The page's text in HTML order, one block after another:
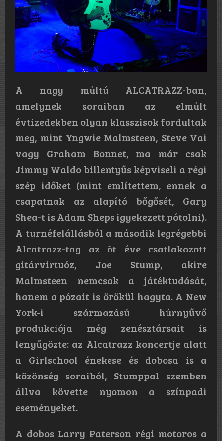
A nagy múltú ALCATRAZZ-ban,
amelynek soraiban az elmúlt
évtizedekben olyan klasszisok fordultak
meg, mint Yngwie Malmsteen, Steve Vai
vagy Graham Bonnet, ma már csak
Jimmy Waldo billentyűs képviseli a régi
szép időket (mint említettem, ennek a
csapatnak az alapító bőgősét, Gary
Shea-t is Adam Sheps igyekezett pótolni).
A turnéfelállásból a második legrégebbi
Alcatrazz-tag az öt éve csatlakozott
gitárvirtuóz, Joe Stump, akire
Malmsteen nemcsak a játéktudását,
hanem a pózait is örökül hagyta. A New
York-i származású húrnyűvő
produkciója még zenésztársait is
lenyűgözte: az Alcatrazz koncertje alatt
a Girlschool énekese és dobosa is a
közönség soraiból, Stumppal szemben
állva követte nyomon a színpadi
eseményeket.
A dobos Larry Paterson régi motoros a